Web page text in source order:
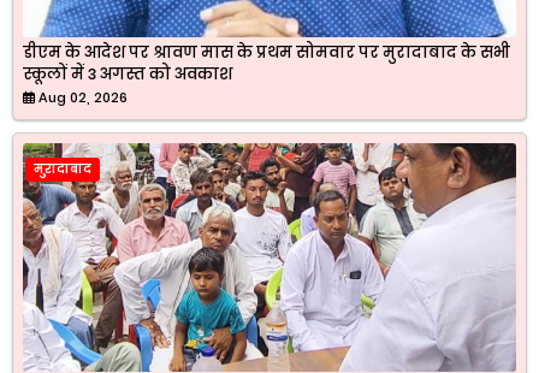
डीएम के आदेश पर श्रावण मास के प्रथम सोमवार पर मुरादाबाद के सभी
स्कूलों में 3 अगस्त को अवकाश
Aug 02, 2026
मुरादाबाद